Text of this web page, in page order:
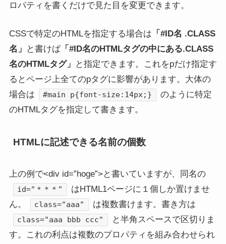
ロパティを書くだけで見た目を変更できます。
CSSで特定のHTMLを指定する場合は 「#ID名 .CLASS
名」
と書けば「#ID名のHTMLタグの中にある.CLASS
名のHTMLタグ」
と指定できます。これをpだけ指定す
るとページ上全てのpタグに影響があります。大体の
場合は
#main p{font-size:14px;}
のように特定
のHTMLタグを指定して書きます。
HTMLに記述できる名前の個数
上の例で<div id=”hoge”>と書いていますが、同名の
id="＊＊＊"
はHTML1ページに１個しか置けませ
ん。
class="aaa" は複数書けます。書き方は
class="aaa bbb ccc"
と半角スペースで区切りま
す。これの利点は複数のプロパティを組み合わせられ